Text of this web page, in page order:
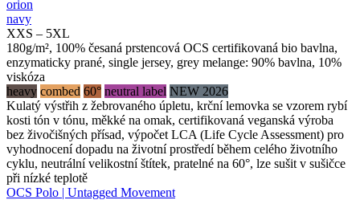
orion
navy
XXS – 5XL
180g/m², 100% česaná prstencová OCS certifikovaná bio bavlna,
enzymaticky prané, single jersey, grey melange: 90% bavlna, 10%
viskóza
heavy combed 60° neutral label NEW 2026
Kulatý výstřih z žebrovaného úpletu, krční lemovka se vzorem rybí
kosti tón v tónu, měkké na omak, certifikovaná veganská výroba
bez živočišných přísad, výpočet LCA (Life Cycle Assessment) pro
vyhodnocení dopadu na životní prostředí během celého životního
cyklu, neutrální velikostní štítek, pratelné na 60°, lze sušit v sušičce
při nízké teplotě
OCS Polo | Untagged Movement